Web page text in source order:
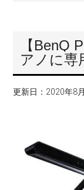
【BenQ
アノに専
更新日： 2020年8